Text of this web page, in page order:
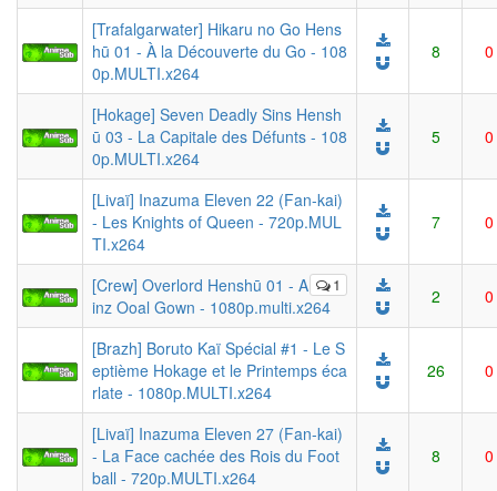
[Trafalgarwater] Hikaru no Go Hens
hū 01 - À la Découverte du Go - 108
0p.MULTI.x264
8 0
[Hokage] Seven Deadly Sins Hensh
ū 03 - La Capitale des Défunts - 108
0p.MULTI.x264
5 0
[Livaï] Inazuma Eleven 22 (Fan-kai)
- Les Knights of Queen - 720p.MUL
TI.x264
7 0
1
[Crew] Overlord Henshū 01 - A
inz Ooal Gown - 1080p.multi.x264
2 0
[Brazh] Boruto Kaï Spécial #1 - Le S
eptième Hokage et le Printemps éca
rlate - 1080p.MULTI.x264
26 0
[Livaï] Inazuma Eleven 27 (Fan-kai)
- La Face cachée des Rois du Foot
ball - 720p.MULTI.x264
8 0